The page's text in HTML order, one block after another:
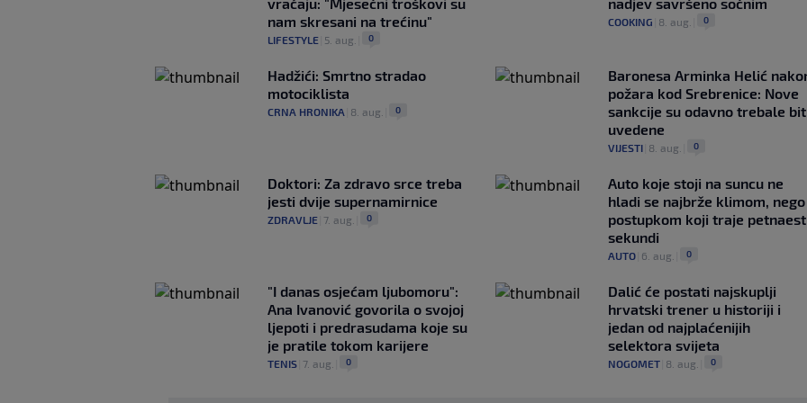
vraćaju: "Mjesečni troškovi su
nam skresani na trećinu"
LIFESTYLE 5. aug. 0
nadjev savršeno sočnim
COOKING 8. aug. 0
Hadžići: Smrtno stradao
motociklista
CRNA HRONIKA 8. aug. 0
Baronesa Arminka Helić
požara kod Srebrenice: Nove
sankcije su odavno trebale
uvedene
VIJESTI| 8. aug. 0
Doktori: Za zdravo srce treba
jesti dvije supernamirnice
ZDRAVLJE 7. aug. 0
Auto koje stoji na suncu ne
hladi se najbrže klimom, nego
postupkom koji traje petnaest
sekundi
AUTO| 6. aug. 0
"I danas osjećam ljubomoru":
Ana Ivanović govorila o svojoj
ljepoti i predrasudama koje su
je pratile tokom karijere
TENIS 7. aug. 0
Dalić će postati najskuplji
hrvatski trener u historiji i
jedan od najplaćenijih
selektora svijeta
NOGOMET| 8. aug. 0